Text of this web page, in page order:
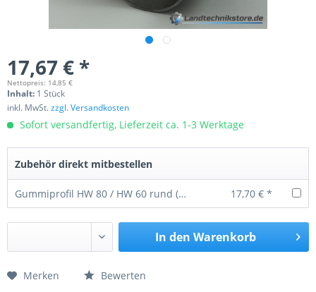
17,67 € *
Nettopreis: 14,85 €
Inhalt: 1 Stück
inkl. MwSt.zzgl. Versandkosten
Sofort versandfertig, Lieferzeit ca. 1-3 Werktage
Zubehör direkt mitbestellen
Gummiprofil HW 80 / HW 60 rund (alte Ausführung) 17,70 € *
In den Warenkorb
Preis anfragen
Merken Bewerten